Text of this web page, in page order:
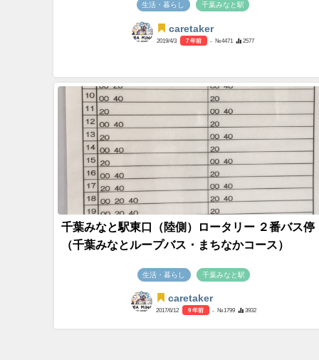
生活・暮らし 千葉みなと駅
caretaker
2019/4/3 7 年前 - №4471 2577
千葉みなと駅東口（陸側）ロータリー ２番バス停
（千葉みなとループバス・まちなかコース）
生活・暮らし 千葉みなと駅
caretaker
2017/6/12 9 年前 - №1799 3932